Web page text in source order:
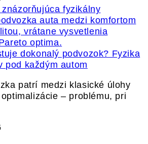
dokonalý podvozok? Fyzika
pod každým autom
patrí medzi klasické úlohy
– problému, pri